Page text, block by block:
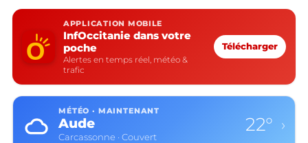
APPLICATION MOBILE
InfOccitanie dans votre
poche
Alertes en temps réel, météo &
trafic
Télécharger
MÉTÉO · MAINTENANT
Aude
Carcassonne · Couvert
22° ›